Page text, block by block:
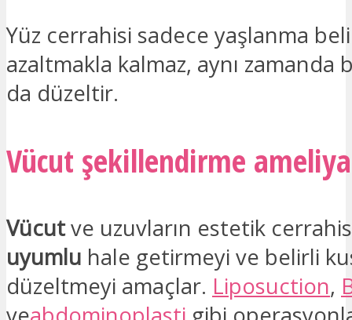
Yüz cerrahisi sadece yaşlanma
azaltmakla kalmaz, aynı zamanda
da düzeltir.
Vücut şekillendirme
Vücutve uzuvların estetik
uyumlu hale getirmeyi ve belirli
düzeltmeyi amaçlar. Liposuction,